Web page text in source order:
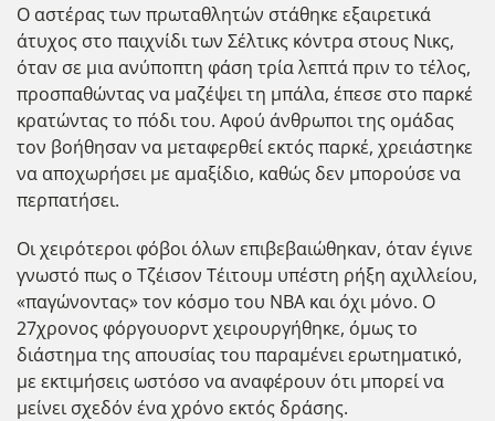
Ο αστέρας των πρωταθλητών στάθηκε εξαιρετικά
άτυχος στο παιχνίδι των Σέλτικς κόντρα στους Νικς,
όταν σε μια ανύποπτη φάση τρία λεπτά πριν το τέλος,
προσπαθώντας να μαζέψει τη μπάλα, έπεσε στο παρκέ
κρατώντας το πόδι του. Αφού άνθρωποι της ομάδας
τον βοήθησαν να μεταφερθεί εκτός παρκέ, χρειάστηκε
να αποχωρήσει με αμαξίδιο, καθώς δεν μπορούσε να
περπατήσει.
Οι χειρότεροι φόβοι όλων επιβεβαιώθηκαν, όταν έγινε
γνωστό πως ο Τζέισον Τέιτουμ υπέστη ρήξη αχιλλείου,
«παγώνοντας» τον κόσμο του ΝΒΑ και όχι μόνο. Ο
27χρονος φόργουορντ χειρουργήθηκε, όμως το
διάστημα της απουσίας του παραμένει ερωτηματικό,
με εκτιμήσεις ωστόσο να αναφέρουν ότι μπορεί να
μείνει σχεδόν ένα χρόνο εκτός δράσης.